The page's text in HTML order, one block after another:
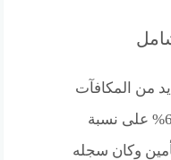
من المكافآت
التحفيزية مثل خصم بنسبة 60% على نسبة
وكان سجله